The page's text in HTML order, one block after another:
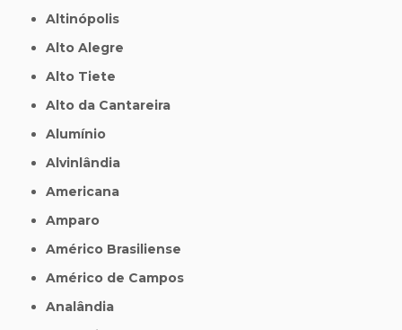
Altinópolis
Alto Alegre
Alto Tiete
Alto da Cantareira
Alumínio
Alvinlândia
Americana
Amparo
Américo Brasiliense
Américo de Campos
Analândia